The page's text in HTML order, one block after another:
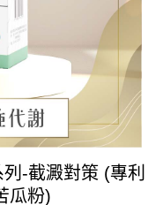
-截澱對策 (專利
瓜粉)